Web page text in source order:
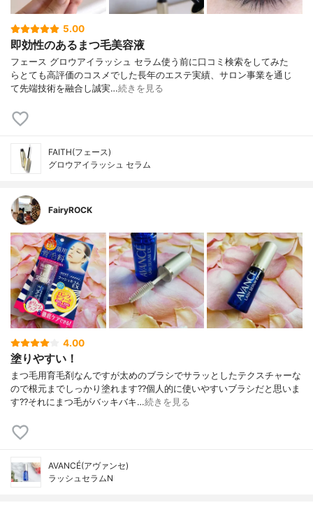
5.00
即効性のあるまつ毛美容液
フェース グロウアイラッシュ セラム 使う前に口コミ検索をしてみた
ら とても高評価のコスメでした 長年のエステ実績、サロン事業を通じ
て 先端技術を融合し誠実…続きを見る
FAITH(フェース)
グロウアイラッシュ セラム
FairyROCK
4.00
塗りやすい！
まつ毛用育毛剤なんですが太めのブラシでサラッとしたテクスチャーな
ので根元までしっかり塗れます??個人的に使いやすいブラシだと思いま
す??それにまつ毛がバッキバキ…続きを見る
AVANCÉ(アヴァンセ)
ラッシュセラムN